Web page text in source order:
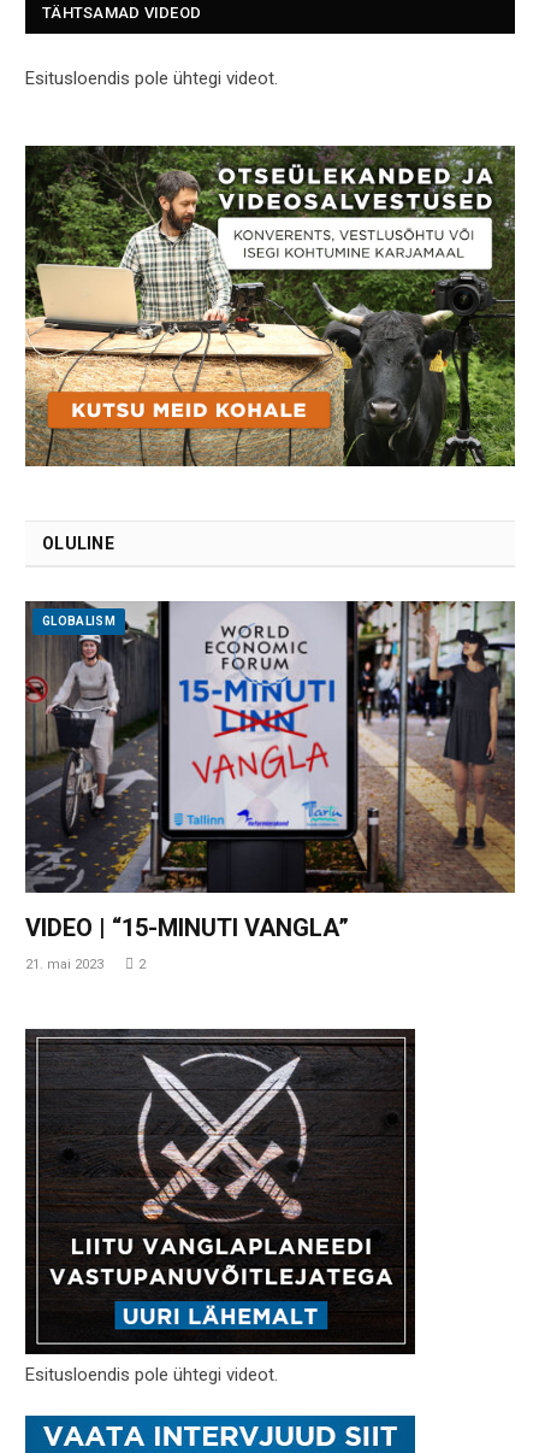
TÄHTSAMAD VIDEOD
Esitusloendis pole ühtegi videot.
OLULINE
GLOBALISM
VIDEO | “15-MINUTI VANGLA”
21. mai 2023 2
Esitusloendis pole ühtegi videot.